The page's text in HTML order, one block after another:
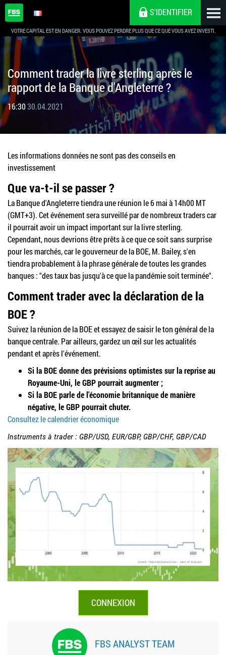
VOTRE CAPITAL EST EN DANGER. VOUS POUVEZ PERDRE PLUS QUE CE QUE VOUS AVEZ INVESTI.
S'IDENTIFIER
Comment trader la livre sterling après le
rapport de la Banque d'Angleterre ?
16:3030.04.2021
Les informations données ne sont pas des conseils en
investissement
Que va-t-il se passer ?
La Banque d'Angleterre tiendra une réunion le 6 mai à 14h00 MT
(GMT+3). Cet événement sera surveillé par de nombreux traders car
il pourrait avoir un impact important sur la livre sterling.
Cependant, nous devrions être prêts à ce que ce soit sans surprise
pour les marchés, car le gouverneur de la BOE, M. Bailey, s'en
tiendra probablement à la phrase générale de toutes les grandes
banques : "des taux bas jusqu'à ce que la pandémie soit terminée".
Comment trader avec la déclaration de la
BOE ?
Suivez la réunion de la BOE et essayez de saisir le ton général de la
banque centrale. Par ailleurs, gardez un œil sur les actualités
pendant et après l'événement.
Si la BOE donne des prévisions optimistes sur la reprise au
Royaume-Uni, le GBP pourrait augmenter ;
Si la BOE parle de l'économie britannique de manière
négative, le GBP pourrait chuter.
Consultez le calendrier économique
Instruments à trader : GBP/USD, EUR/GBP, GBP/CHF, GBP/CAD
CONNEXION
FBS ANALYST TEAM